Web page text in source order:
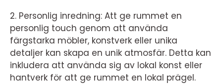
2. Personlig inredning: Att ge rummet en
personlig touch genom att använda
färgstarka möbler, konstverk eller unika
detaljer kan skapa en unik atmosfär. Detta kan
inkludera att använda sig av lokal konst eller
hantverk för att ge rummet en lokal prägel.